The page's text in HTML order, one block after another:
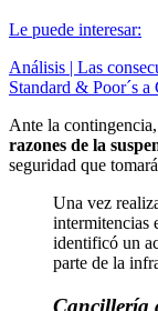
Le puede interesar:
Análisis | Las
Standard & Poor´s a
Ante la contingencia,
razones de la
seguridad que
Una vez
intermitencias
identificó un
parte de la
Cancillería